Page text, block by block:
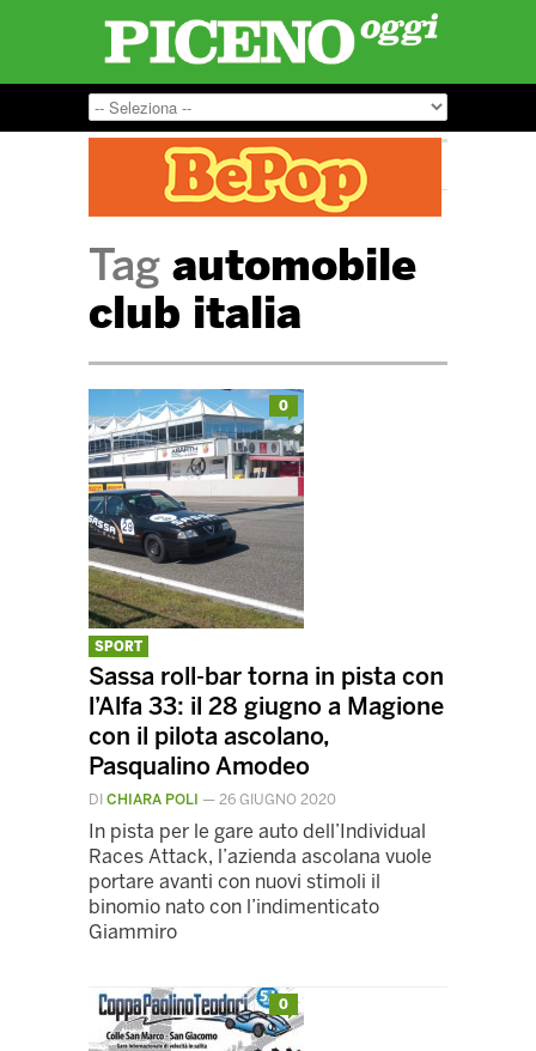
Tag automobile
club italia
0
SPORT
Sassa roll-bar torna in pista con
l’Alfa 33: il 28 giugno a Magione
con il pilota ascolano,
Pasqualino Amodeo
DI CHIARA POLI — 26 GIUGNO 2020
In pista per le gare auto dell’Individual
Races Attack, l’azienda ascolana vuole
portare avanti con nuovi stimoli il
binomio nato con l’indimenticato
Giammiro
0